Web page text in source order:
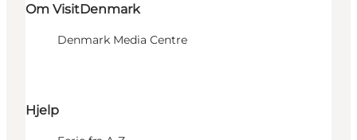
Om VisitDenmark
Denmark Media Centre
Hjelp